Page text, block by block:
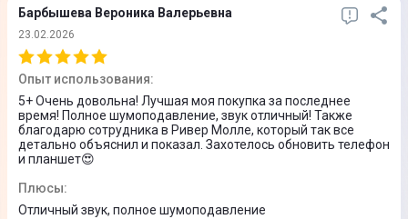
Нет
Микрофон
Наличие гарнитуры
Да
Система активного шумоподавления
Да
Барбышева Вероника Валерьевна
23.02.2026
Опыт использования:
5+ Очень довольна! Лучшая моя покупка за последнее
время! Полное шумоподавление, звук отличный! Также
благодарю сотрудника в Ривер Молле, который так все
детально объяснил и показал. Захотелось обновить телефон
и планшет😍
Плюсы:
Отличный звук, полное шумоподавление